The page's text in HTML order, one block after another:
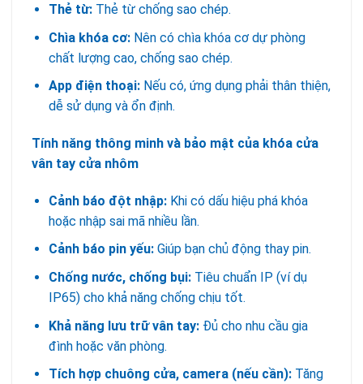
Thẻ từ:Thẻ từ chống sao chép.
Chìa khóa cơ:Nên có chìa khóa cơ dự phòng
chất lượng cao, chống sao chép.
App điện thoại:Nếu có, ứng dụng phải thân thiện,
dễ sử dụng và ổn định.
Tính năng thông minh và bảo mật của khóa cửa
vân tay cửa nhôm
Cảnh báo đột nhập:Khi có dấu hiệu phá khóa
hoặc nhập sai mã nhiều lần.
Cảnh báo pin yếu:Giúp bạn chủ động thay pin.
Chống nước, chống bụi:Tiêu chuẩn IP (ví dụ
IP65) cho khả năng chống chịu tốt.
Khả năng lưu trữ vân tay:Đủ cho nhu cầu gia
đình hoặc văn phòng.
Tích hợp chuông cửa, camera (nếu cần):Tăng